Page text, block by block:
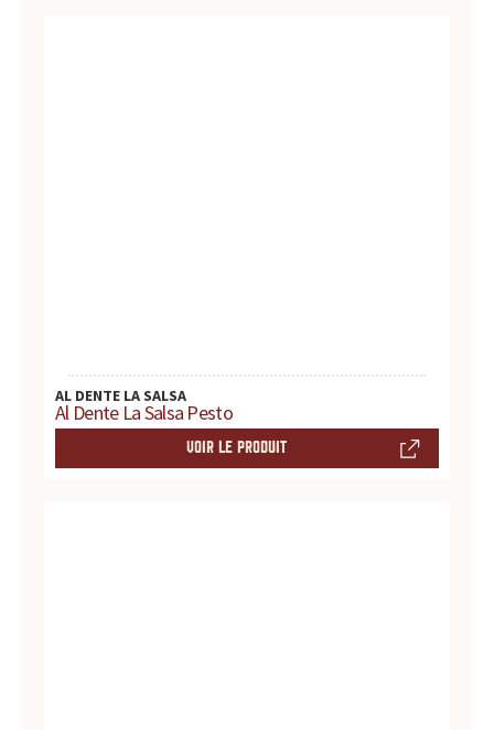
AL DENTE LA SALSA
Al Dente La Salsa Pesto
VOIR LE PRODUIT